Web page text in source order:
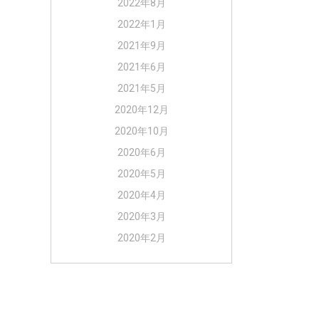
2022年8月
2022年1月
2021年9月
2021年6月
2021年5月
2020年12月
2020年10月
2020年6月
2020年5月
2020年4月
2020年3月
2020年2月